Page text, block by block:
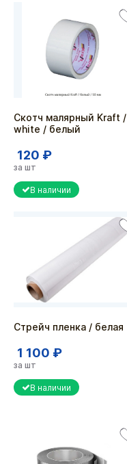
Скотч малярный Kraft /
white / белый
120 ₽
за шт
В наличии
Стрейч пленка / белая
1 100 ₽
за шт
В наличии